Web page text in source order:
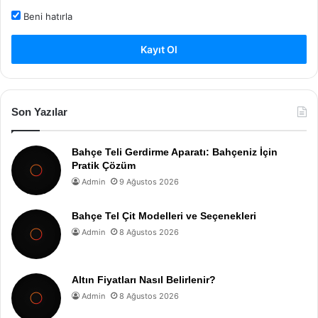
Beni hatırla
Kayıt Ol
Son Yazılar
Bahçe Teli Gerdirme Aparatı: Bahçeniz İçin
Pratik Çözüm
Admin 9 Ağustos 2026
Bahçe Tel Çit Modelleri ve Seçenekleri
Admin 8 Ağustos 2026
Altın Fiyatları Nasıl Belirlenir?
Admin 8 Ağustos 2026